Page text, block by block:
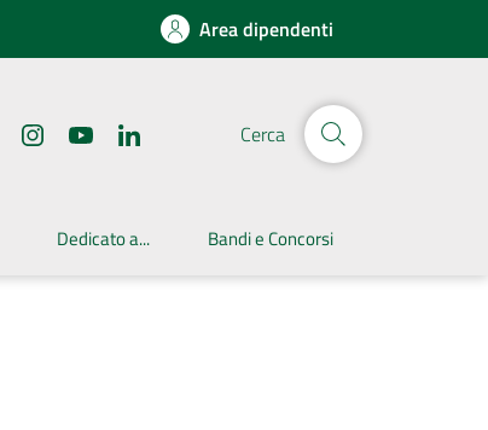
Area dipendenti
Cerca
Dedicato a... Bandi e Concorsi